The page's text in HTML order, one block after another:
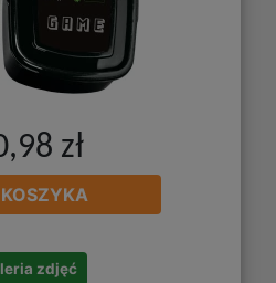
zł
zdjęć